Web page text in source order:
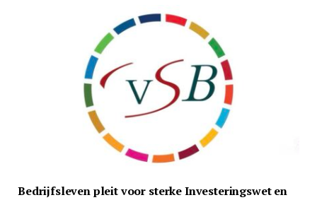
Bedrijfsleven pleit voor sterke Investeringswet en